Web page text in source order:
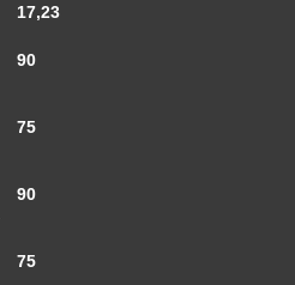
17,23
90
75
90
75